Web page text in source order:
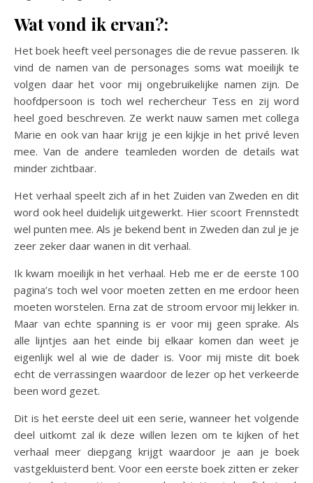
Wat vond ik ervan?:
Het boek heeft veel personages die de revue passeren. Ik
vind de namen van de personages soms wat moeilijk te
volgen daar het voor mij ongebruikelijke namen zijn. De
hoofdpersoon is toch wel rechercheur Tess en zij word
heel goed beschreven. Ze werkt nauw samen met collega
Marie en ook van haar krijg je een kijkje in het privé leven
mee. Van de andere teamleden worden de details wat
minder zichtbaar.
Het verhaal speelt zich af in het Zuiden van Zweden en dit
word ook heel duidelijk uitgewerkt. Hier scoort Frennstedt
wel punten mee. Als je bekend bent in Zweden dan zul je je
zeer zeker daar wanen in dit verhaal.
Ik kwam moeilijk in het verhaal. Heb me er de eerste 100
pagina’s toch wel voor moeten zetten en me erdoor heen
moeten worstelen. Erna zat de stroom ervoor mij lekker in.
Maar van echte spanning is er voor mij geen sprake. Als
alle lijntjes aan het einde bij elkaar komen dan weet je
eigenlijk wel al wie de dader is. Voor mij miste dit boek
echt de verrassingen waardoor de lezer op het verkeerde
been word gezet.
Dit is het eerste deel uit een serie, wanneer het volgende
deel uitkomt zal ik deze willen lezen om te kijken of het
verhaal meer diepgang krijgt waardoor je aan je boek
vastgekluisterd bent. Voor een eerste boek zitten er zeker